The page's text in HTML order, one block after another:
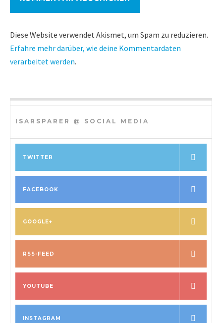
Diese Website verwendet Akismet, um Spam zu reduzieren.
Erfahre mehr darüber, wie deine Kommentardaten
verarbeitet werden.
ISARSPARER @ SOCIAL MEDIA
TWITTER
FACEBOOK
GOOGLE+
RSS-FEED
YOUTUBE
INSTAGRAM